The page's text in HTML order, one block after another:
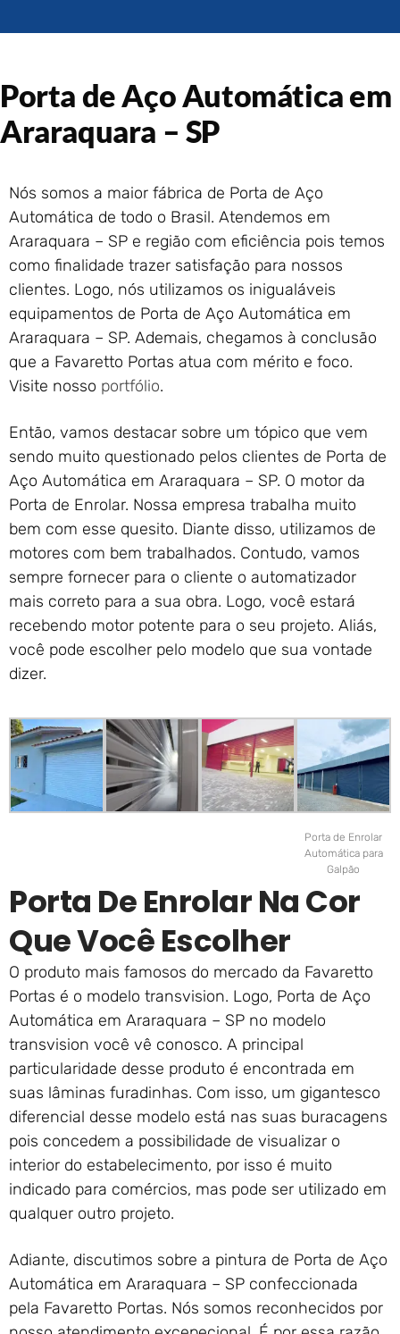
Enrolar em Queimados – RJ
Portão de Garagem de
Enrolar em Petrópolis – RJ
Portão de Garagem de
Enrolar em Nova Iguaçu – RJ
Portão de Garagem de
Enrolar em Nova Friburgo –
RJ
Porta de Aço Automática em
Araraquara – SP
Nós somos a maior fábrica de Porta de Aço
Automática de todo o Brasil. Atendemos em
Araraquara – SP e região com eficiência pois temos
como finalidade trazer satisfação para nossos
clientes. Logo, nós utilizamos os inigualáveis
equipamentos de Porta de Aço Automática em
Araraquara – SP. Ademais, chegamos à conclusão
que a Favaretto Portas atua com mérito e foco.
Visite nosso portfólio.
Então, vamos destacar sobre um tópico que vem
sendo muito questionado pelos clientes de Porta de
Aço Automática em Araraquara – SP. O motor da
Porta de Enrolar. Nossa empresa trabalha muito
bem com esse quesito. Diante disso, utilizamos de
motores com bem trabalhados. Contudo, vamos
sempre fornecer para o cliente o automatizador
mais correto para a sua obra. Logo, você estará
recebendo motor potente para o seu projeto. Aliás,
você pode escolher pelo modelo que sua vontade
dizer.
Porta de Enrolar
Automática para
Galpão
Porta De Enrolar Na Cor
Que Você Escolher
O produto mais famosos do mercado da Favaretto
Portas é o modelo transvision. Logo, Porta de Aço
Automática em Araraquara – SP no modelo
transvision você vê conosco. A principal
particularidade desse produto é encontrada em
suas lâminas furadinhas. Com isso, um gigantesco
diferencial desse modelo está nas suas buracagens
pois concedem a possibilidade de visualizar o
interior do estabelecimento, por isso é muito
indicado para comércios, mas pode ser utilizado em
qualquer outro projeto.
Adiante, discutimos sobre a pintura de Porta de Aço
Automática em Araraquara – SP confeccionada
pela Favaretto Portas. Nós somos reconhecidos por